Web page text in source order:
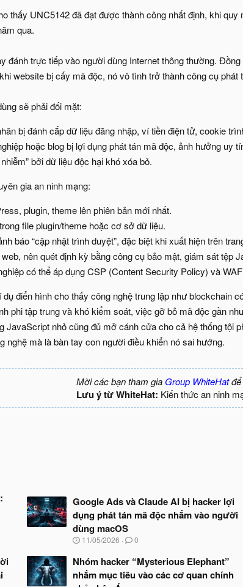
thấy UNC5142 đã đạt được thành công nhất định, khi
qua.
đánh trực tiếp vào người dùng Internet thông thường.
website bị cấy mã độc, nó vô tình trở thành công cụ phát
sẽ phải đối mặt:
bị đánh cắp dữ liệu đăng nhập, ví tiền điện tử, cookie
hoặc blog bị lợi dụng phát tán mã độc, ảnh hưởng uy
bởi dữ liệu độc hại khó xóa bỏ.
gia an ninh mạng:
plugin, theme lên phiên bản mới nhất.
file plugin/theme hoặc cơ sở dữ liệu.
báo “cập nhật trình duyệt”, đặc biệt khi xuất hiện trên
nên quét định kỳ bằng công cụ bảo mật, giám sát tệp
có thể áp dụng CSP (Content Security Policy) và
điển hình cho thấy công nghệ trung lập như blockchain
phi tập trung và khó kiểm soát, việc gỡ bỏ mã độc gần
JavaScript nhỏ cũng đủ mở cánh cửa cho cả hệ thống tội
nghệ mà là bàn tay con người điều khiển nó sai hướng.
Mời các bạn tham gia Group WhiteHatđể
Lưu ý từ WhiteHat: Kiến thức an ninh
Google Ads và Claude AI bị hacker lợi
dụng phát tán mã độc nhắm vào người
dùng macOS
N
à
y
b
11/05/2026 0
Nhóm hacker “Mysterious Elephant”
nhắm mục tiêu vào các cơ quan chính